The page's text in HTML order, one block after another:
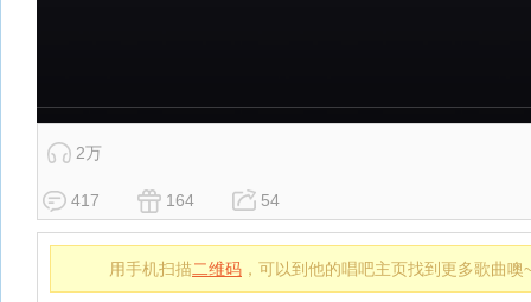
2万
417 164 54
用手机扫描二维码 ，可以到他的唱吧主页找到更多歌曲噢